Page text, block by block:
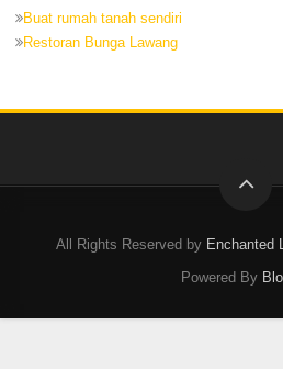
Buat rumah tanah sendiri
Restoran Bunga Lawang
All Rights Reserved by Enchanted
Powered By